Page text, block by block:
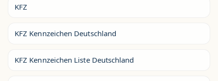
KFZ
KFZ Kennzeichen Deutschland
KFZ Kennzeichen Liste Deutschland